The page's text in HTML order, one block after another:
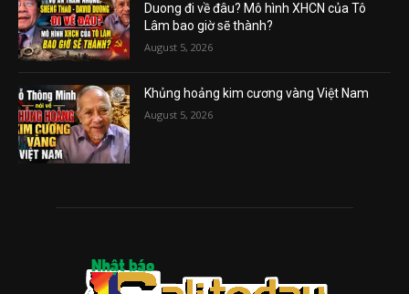
Duong đi về đâu? Mô hình XHCN của Tô
Lâm bao giờ sẽ thành?
August 5, 2026
Khủng hoảng kim cương vàng Việt Nam
August 5, 2026